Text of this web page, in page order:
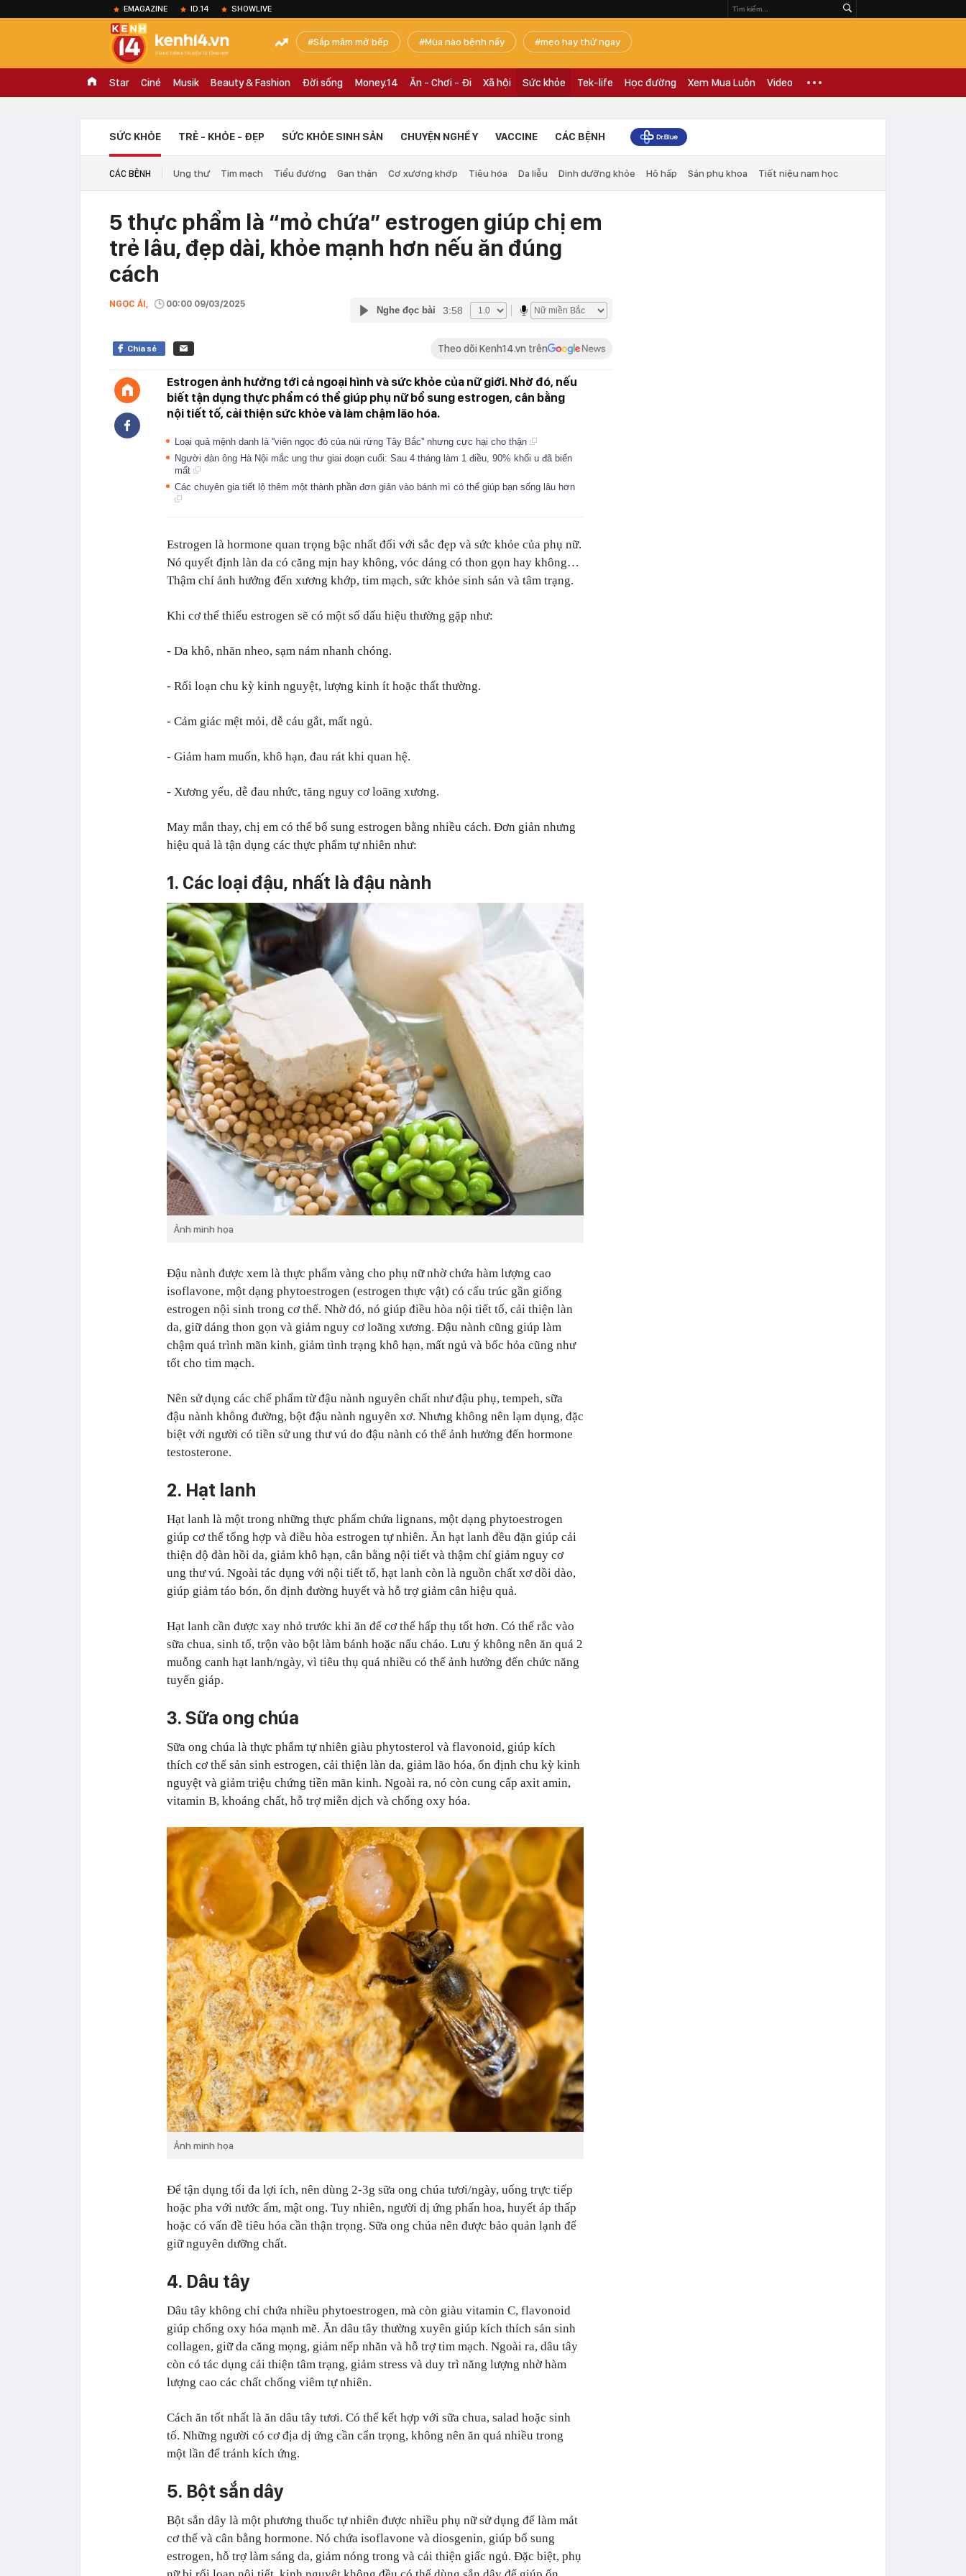
EMAGAZINE ID.14 SHOWLIVE
Sắp mâm mở bếp Mùa nào bệnh nấy mẹo hay thử ngay
Star Ciné Musik Beauty & Fashion Đời sống Money.14 Ăn - Chơi - Đi Xã hội Sức khỏe Tek-life Học đường Xem Mua Luôn Video
SỨC KHỎE TRẺ - KHỎE - ĐẸP SỨC KHỎE SINH SẢN CHUYỆN NGHỀ Y VACCINE CÁC BỆNH
CÁC BỆNH Ung thư Tim mạch Tiểu đường Gan thận Cơ xương khớp Tiêu hóa Da liễu Dinh dưỡng khỏe Hô hấp Sản phụ khoa Tiết niệu nam học
5 thực phẩm là “mỏ chứa” estrogen giúp chị em
trẻ lâu, đẹp dài, khỏe mạnh hơn nếu ăn đúng
cách
NGỌC ÁI, 00:00 09/03/2025
Nghe đọc bài 3:58
Chia sẻ Theo dõi Kenh14.vn trên
Estrogen ảnh hưởng tới cả ngoại hình và sức khỏe của nữ giới. Nhờ đó, nếu
biết tận dụng thực phẩm có thể giúp phụ nữ bổ sung estrogen, cân bằng
nội tiết tố, cải thiện sức khỏe và làm chậm lão hóa.
Loại quả mệnh danh là ''viên ngọc đỏ của núi rừng Tây Bắc'' nhưng cực hại cho thận
Người đàn ông Hà Nội mắc ung thư giai đoạn cuối: Sau 4 tháng làm 1 điều, 90% khối u đã biến
mất
Các chuyên gia tiết lộ thêm một thành phần đơn giản vào bánh mì có thể giúp bạn sống lâu hơn
Estrogen là hormone quan trọng bậc nhất đối với sắc đẹp và sức khỏe của phụ nữ.
Nó quyết định làn da có căng mịn hay không, vóc dáng có thon gọn hay không…
Thậm chí ảnh hưởng đến xương khớp, tim mạch, sức khỏe sinh sản và tâm trạng.
Khi cơ thể thiếu estrogen sẽ có một số dấu hiệu thường gặp như:
- Da khô, nhăn nheo, sạm nám nhanh chóng.
- Rối loạn chu kỳ kinh nguyệt, lượng kinh ít hoặc thất thường.
- Cảm giác mệt mỏi, dễ cáu gắt, mất ngủ.
- Giảm ham muốn, khô hạn, đau rát khi quan hệ.
- Xương yếu, dễ đau nhức, tăng nguy cơ loãng xương.
May mắn thay, chị em có thể bổ sung estrogen bằng nhiều cách. Đơn giản nhưng
hiệu quả là tận dụng các thực phẩm tự nhiên như:
1. Các loại đậu, nhất là đậu nành
Ảnh minh họa
Đậu nành được xem là thực phẩm vàng cho phụ nữ nhờ chứa hàm lượng cao
isoflavone, một dạng phytoestrogen (estrogen thực vật) có cấu trúc gần giống
estrogen nội sinh trong cơ thể. Nhờ đó, nó giúp điều hòa nội tiết tố, cải thiện làn
da, giữ dáng thon gọn và giảm nguy cơ loãng xương. Đậu nành cũng giúp làm
chậm quá trình mãn kinh, giảm tình trạng khô hạn, mất ngủ và bốc hỏa cũng như
tốt cho tim mạch.
Nên sử dụng các chế phẩm từ đậu nành nguyên chất như đậu phụ, tempeh, sữa
đậu nành không đường, bột đậu nành nguyên xơ. Nhưng không nên lạm dụng, đặc
biệt với người có tiền sử ung thư vú do đậu nành có thể ảnh hưởng đến hormone
testosterone.
2. Hạt lanh
Hạt lanh là một trong những thực phẩm chứa lignans, một dạng phytoestrogen
giúp cơ thể tổng hợp và điều hòa estrogen tự nhiên. Ăn hạt lanh đều đặn giúp cải
thiện độ đàn hồi da, giảm khô hạn, cân bằng nội tiết và thậm chí giảm nguy cơ
ung thư vú. Ngoài tác dụng với nội tiết tố, hạt lanh còn là nguồn chất xơ dồi dào,
giúp giảm táo bón, ổn định đường huyết và hỗ trợ giảm cân hiệu quả.
Hạt lanh cần được xay nhỏ trước khi ăn để cơ thể hấp thụ tốt hơn. Có thể rắc vào
sữa chua, sinh tố, trộn vào bột làm bánh hoặc nấu cháo. Lưu ý không nên ăn quá 2
muỗng canh hạt lanh/ngày, vì tiêu thụ quá nhiều có thể ảnh hưởng đến chức năng
tuyến giáp.
3. Sữa ong chúa
Sữa ong chúa là thực phẩm tự nhiên giàu phytosterol và flavonoid, giúp kích
thích cơ thể sản sinh estrogen, cải thiện làn da, giảm lão hóa, ổn định chu kỳ kinh
nguyệt và giảm triệu chứng tiền mãn kinh. Ngoài ra, nó còn cung cấp axit amin,
vitamin B, khoáng chất, hỗ trợ miễn dịch và chống oxy hóa.
Ảnh minh họa
Để tận dụng tối đa lợi ích, nên dùng 2-3g sữa ong chúa tươi/ngày, uống trực tiếp
hoặc pha với nước ấm, mật ong. Tuy nhiên, người dị ứng phấn hoa, huyết áp thấp
hoặc có vấn đề tiêu hóa cần thận trọng. Sữa ong chúa nên được bảo quản lạnh để
giữ nguyên dưỡng chất.
4. Dâu tây
Dâu tây không chỉ chứa nhiều phytoestrogen, mà còn giàu vitamin C, flavonoid
giúp chống oxy hóa mạnh mẽ. Ăn dâu tây thường xuyên giúp kích thích sản sinh
collagen, giữ da căng mọng, giảm nếp nhăn và hỗ trợ tim mạch. Ngoài ra, dâu tây
còn có tác dụng cải thiện tâm trạng, giảm stress và duy trì năng lượng nhờ hàm
lượng cao các chất chống viêm tự nhiên.
Cách ăn tốt nhất là ăn dâu tây tươi. Có thể kết hợp với sữa chua, salad hoặc sinh
tố. Những người có cơ địa dị ứng cần cẩn trọng, không nên ăn quá nhiều trong
một lần để tránh kích ứng.
5. Bột sắn dây
Bột sắn dây là một phương thuốc tự nhiên được nhiều phụ nữ sử dụng để làm mát
cơ thể và cân bằng hormone. Nó chứa isoflavone và diosgenin, giúp bổ sung
estrogen, hỗ trợ làm sáng da, giảm nóng trong và cải thiện giấc ngủ. Đặc biệt, phụ